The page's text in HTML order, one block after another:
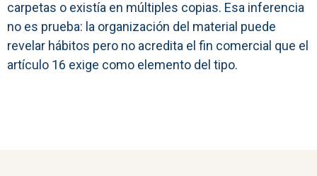
carpetas o existía en múltiples copias. Esa inferencia
no es prueba: la organización del material puede
revelar hábitos pero no acredita el fin comercial que el
artículo 16 exige como elemento del tipo.